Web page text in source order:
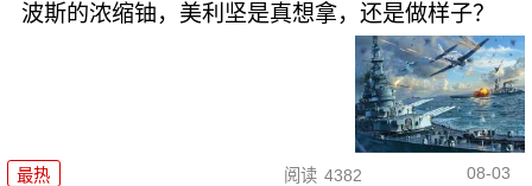
波斯的浓缩铀，美利坚是真想拿，还是做样子？
最热 阅读 4382 08-03